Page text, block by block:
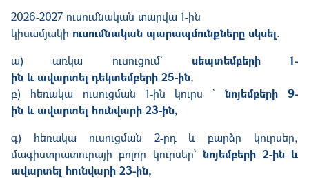
2026-2027 ուսումնական տարվա 1-ին
կիսամյակի ուսումնական պարապմունքները սկսել.
ա)
առկա ուսուցում՝ սեպտեմբերի 1-
ին և ավարտել դեկտեմբերի 25-ին,
բ) հեռակա ուսուցման 1-ին կուրս ՝նոյեմբերի 9-
ին և ավարտել հունվարի 23-ին,
գ) հեռակա ուսուցման 2-րդ և բարձր կուրսեր,
մագիստրատուրայի բոլոր կուրսեր՝նոյեմբերի 2-ին և
ավարտել հունվարի 23-ին,